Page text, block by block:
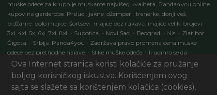
muske odece za krupnije muskarce najvišeg kvaliteta. Panda4you online
kupovina garderobe: Prsluci, jakne, džemperi, trenerke, donji veš,
pidžame, polo majice, šortsevi, majice bez rukava, majice veliki brojevi
3xl, 4xl, 5x, 6xl, 7xl, 8xl, - Subotica, - Novi Sad, - Beograd, - Nis, - Zlatibor
Čigota, - Srbija. Panda4you - Zadržava pravo promena cena muske
odece bez prethodne najave. - Slike muške odeće - Trudimo se da
specifikacije proizvoda budu 100% tačni opisi proizvoda -Development
by:
ECOM Profit . Seo optimizacija : Marketing AI Digital
Sva prava zadržana
UI/UX & Art Direction by Sxablon Studio, Development by:eCom01
Ova Internet stranica koristi kolačiće za pružanje
boljeg korisničkog iskustva. Korišćenjem ovog
sajta se slažete sa korištenjem kolačića (cookies).